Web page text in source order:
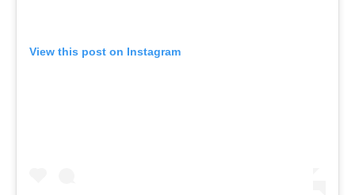
View this post on Instagram